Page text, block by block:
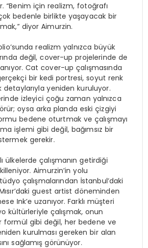
“Benim için realizm, fotoğrafı
bedenle birlikte yaşayacak bir
diyor Aimurzin.
realizm yalnızca büyük
değil, cover-up projelerinde de
Cat cover-up çalışmasında
bir kedi portresi, soyut renk
yeniden kuruluyor.
izleyici çoğu zaman yalnızca
oysa arka planda eski çizgiyi
bedene oturtmak ve çalışmayı
işlemi gibi değil, bağımsız bir
gerekir.
ülkelerde çalışmanın getirdiği
Aimurzin’in yolu
çalışmalarından İstanbul’daki
guest artist döneminden
Ink’e uzanıyor. Farklı müşteri
kültürleriyle çalışmak, onun
formül gibi değil, her bedene ve
kurulması gereken bir alan
sağlamış görünüyor.